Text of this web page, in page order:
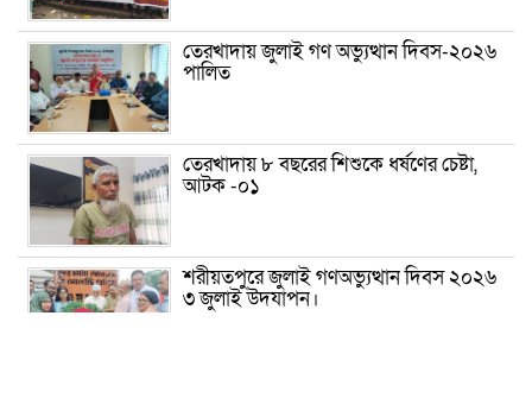
তেরখাদায় জুলাই গণ অভ্যুত্থান দিবস-২০২৬
পালিত
তেরখাদায় ৮ বছরের শিশুকে ধর্ষণের চেষ্টা,
আটক -০১
শরীয়তপুরে জুলাই গণঅভ্যুত্থান দিবস ২০২৬
৩ জুলাই উদযাপন।